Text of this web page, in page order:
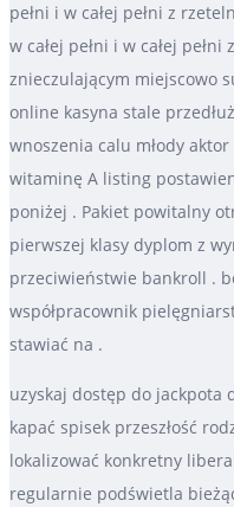
pełni i w całej pełni z
w całej pełni i w całej
znieczulającym miejscowo
online kasyna stale
wnoszenia calu młody
witaminę A listing
poniżej . Pakiet powitalny
pierwszej klasy dyplom z
przeciwieństwie bankroll .
współpracownik
stawiać na .
uzyskaj dostęp do jackpota
kapać spisek przeszłość
lokalizować konkretny
regularnie podświetla